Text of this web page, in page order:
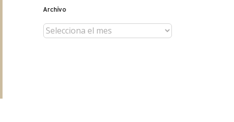
Archivo
Archivo